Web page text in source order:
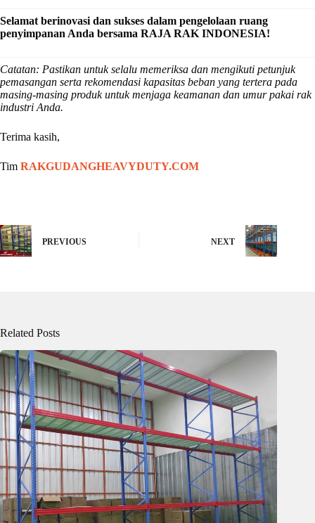
Selamat berinovasi dan sukses dalam pengelolaan ruang
penyimpanan Anda bersama RAJA RAK INDONESIA!
Catatan: Pastikan untuk selalu memeriksa dan mengikuti petunjuk
pemasangan serta rekomendasi kapasitas beban yang tertera pada
masing-masing produk untuk menjaga keamanan dan umur pakai rak
industri Anda.
Terima kasih,
Tim RAKGUDANGHEAVYDUTY.COM
PREVIOUS NEXT
Related Posts